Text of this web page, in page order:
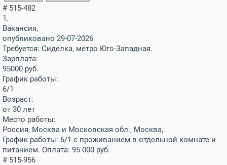
# 515-482
1.
Вакансия,
опубликовано 29-07-2026
Требуется: Сиделка, метро Юго-Западная.
Зарплата:
95000 руб.
График работы:
6/1
Возраст:
от 30 лет
Место работы:
Россия, Москва и Московская обл., Москва,
График работы: 6/1 с проживанием в отдельной комнате и
питанием. Оплата: 95 000 руб.
# 515-956